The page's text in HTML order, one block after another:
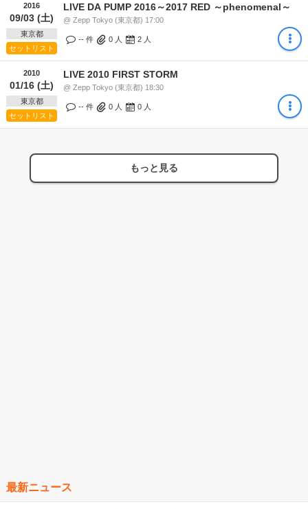
2016
09/03 (土)
東京都
セットリスト
LIVE DA PUMP 2016～2017 RED ～phenomenal～
@ Zepp Tokyo (東京都) 17:00
-- 件 0 人 2 人
2010
01/16 (土)
東京都
セットリスト
LIVE 2010 FIRST STORM
@ Zepp Tokyo (東京都) 18:30
-- 件 0 人 0 人
もっと見る
最新ニュース